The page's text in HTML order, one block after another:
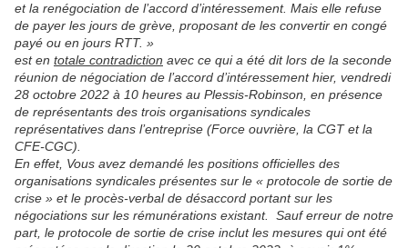
et la renégociation de l’accord d’intéressement. Mais elle refuse
de payer les jours de grève, proposant de les convertir en congé
payé ou en jours RTT. »
est en totale contradiction avec ce qui a été dit lors de la seconde
réunion de négociation de l’accord d’intéressement hier, vendredi
28 octobre 2022 à 10 heures au Plessis-Robinson, en présence
de représentants des trois organisations syndicales
représentatives dans l’entreprise (Force ouvrière, la CGT et la
CFE-CGC).
En effet, Vous avez demandé les positions officielles des
organisations syndicales présentes sur le « protocole de sortie de
crise » et le procès-verbal de désaccord portant sur les
négociations sur les rémunérations existant. Sauf erreur de notre
part, le protocole de sortie de crise inclut les mesures qui ont été